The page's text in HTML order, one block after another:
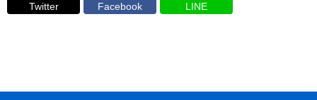
Twitter Facebook LINE